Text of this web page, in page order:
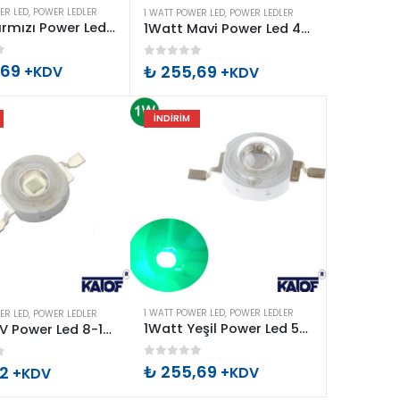
LED, POWER LEDLER
1Watt Kırmızı Power Led 620-625nm
5 +KDV
ürünün
birden
fazla
varyasyonu
var.
seçilebilir
1 WATT POWER LED, POWER LEDLER
1Watt Mavi Power Led 460-465nm
0 out of 5
₺ 255,69 +KDV
LED, POWER LEDLER
1Watt UV Power Led 8-10 Lümen 395-400Nm
5+KDV
İNDIRIM
ürünün
birden
fazla
1 WATT POWER LED, POWER LEDLER
1Watt Yeşil Power Led 520-525nm
0 out of 5
₺ 255,69 +KDV